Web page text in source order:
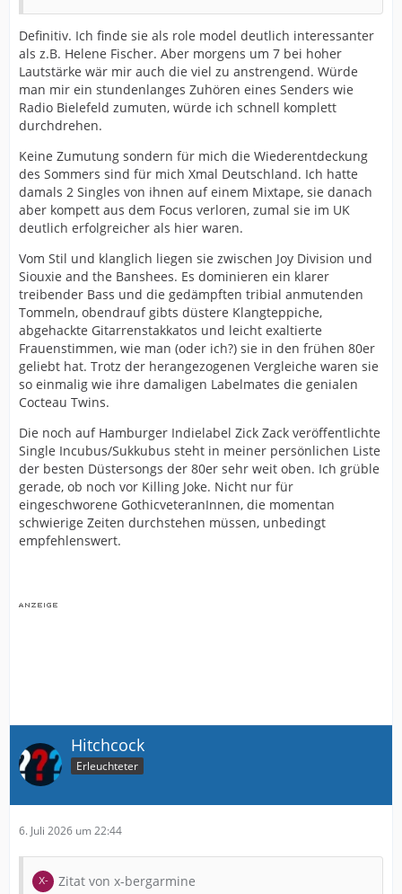
Definitiv. Ich finde sie als role model deutlich interessanter
als z.B. Helene Fischer. Aber morgens um 7 bei hoher
Lautstärke wär mir auch die viel zu anstrengend. Würde
man mir ein stundenlanges Zuhören eines Senders wie
Radio Bielefeld zumuten, würde ich schnell komplett
durchdrehen.
Keine Zumutung sondern für mich die Wiederentdeckung
des Sommers sind für mich Xmal Deutschland. Ich hatte
damals 2 Singles von ihnen auf einem Mixtape, sie danach
aber kompett aus dem Focus verloren, zumal sie im UK
deutlich erfolgreicher als hier waren.
Vom Stil und klanglich liegen sie zwischen Joy Division und
Siouxie and the Banshees. Es dominieren ein klarer
treibender Bass und die gedämpften tribial anmutenden
Tommeln, obendrauf gibts düstere Klangteppiche,
abgehackte Gitarrenstakkatos und leicht exaltierte
Frauenstimmen, wie man (oder ich?) sie in den frühen 80er
geliebt hat. Trotz der herangezogenen Vergleiche waren sie
so einmalig wie ihre damaligen Labelmates die genialen
Cocteau Twins.
Die noch auf Hamburger Indielabel Zick Zack veröffentlichte
Single Incubus/Sukkubus steht in meiner persönlichen Liste
der besten Düstersongs der 80er sehr weit oben. Ich grüble
gerade, ob noch vor Killing Joke. Nicht nur für
eingeschworene GothicveteranInnen, die momentan
schwierige Zeiten durchstehen müssen, unbedingt
empfehlenswert.
Hitchcock
Erleuchteter
6. Juli 2026 um 22:44
Zitat von x-bergarmine